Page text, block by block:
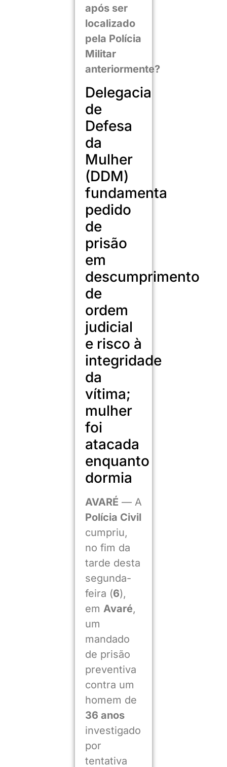
após ser
localizado
pela Polícia
Militar
anteriormente?
Delegacia
de
Defesa
da
Mulher
(DDM)
fundamenta
pedido
de
prisão
em
descumprimento
de
ordem
judicial
e risco à
integridade
da
vítima;
mulher
foi
atacada
enquanto
dormia
AVARÉ — A
Polícia Civil
cumpriu,
no fim da
tarde desta
segunda-
feira (6),
em Avaré,
um
mandado
de prisão
preventiva
contra um
homem de
36 anos
investigado
por
tentativa